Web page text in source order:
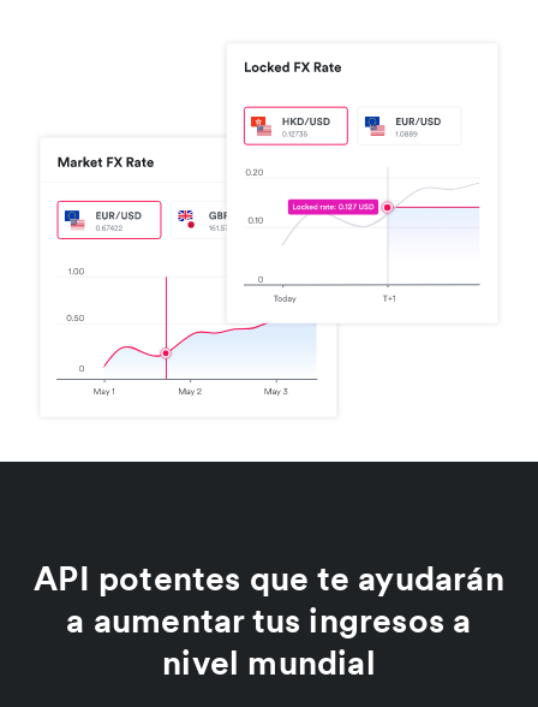
API potentes que te ayudarán
a aumentar tus ingresos a
nivel mundial